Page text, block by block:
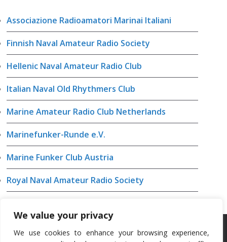
We value your privacy
We use cookies to enhance your browsing experience,
Associazione Radioamatori Marinai Italiani
Finnish Naval Amateur Radio Society
Hellenic Naval Amateur Radio Club
Italian Naval Old Rhythmers Club
Marine Amateur Radio Club Netherlands
Marinefunker-Runde e.V.
Marine Funker Club Austria
Royal Naval Amateur Radio Society
Copyright © 2026NRA. Todos os direitos reservados.